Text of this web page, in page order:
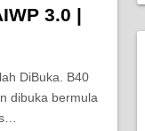
3.0 |
DiBuka. B40
dibuka bermula